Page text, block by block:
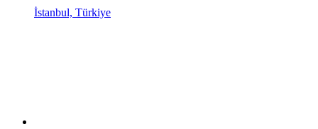
İstanbul, Türkiye